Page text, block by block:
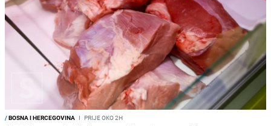
/BOSNA I HERCEGOVINA I PRIJE OKO 2H